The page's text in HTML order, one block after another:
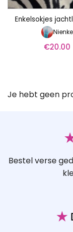
Enkelsokjes
Nienke
€20.00
Je hebt geen
Bestel verse
★